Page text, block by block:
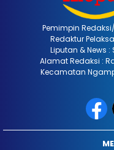
Pemimpin
Redaktur
Liputan & News
Alamat Redaksi :
Kecamatan